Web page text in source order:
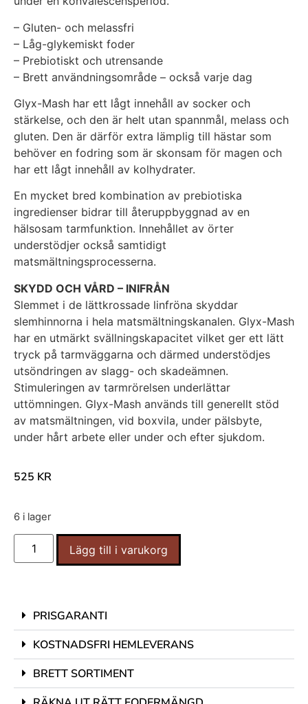
– Gluten- och melassfri
– Låg-glykemiskt foder
– Prebiotiskt och utrensande
– Brett användningsområde – också varje dag
Glyx-Mash har ett lågt innehåll av socker och
stärkelse, och den är helt utan spannmål, melass och
gluten. Den är därför extra lämplig till hästar som
behöver en fodring som är skonsam för magen och
har ett lågt innehåll av kolhydrater.
En mycket bred kombination av prebiotiska
ingredienser bidrar till återuppbyggnad av en
hälsosam tarmfunktion. Innehållet av örter
understödjer också samtidigt
matsmältningsprocesserna.
SKYDD OCH VÅRD – INIFRÅN
Slemmet i de lättkrossade linfröna skyddar
slemhinnorna i hela matsmältningskanalen. Glyx-Mash
har en utmärkt svällningskapacitet vilket ger ett lätt
tryck på tarmväggarna och därmed understödjes
utsöndringen av slagg- och skadeämnen.
Stimuleringen av tarmrörelsen underlättar
uttömningen. Glyx-Mash används till generellt stöd
av matsmältningen, vid boxvila, under pälsbyte,
under hårt arbete eller under och efter sjukdom.
525 KR
6 i lager
Lägg till i varukorg
PRISGARANTI
KOSTNADSFRI HEMLEVERANS
BRETT SORTIMENT